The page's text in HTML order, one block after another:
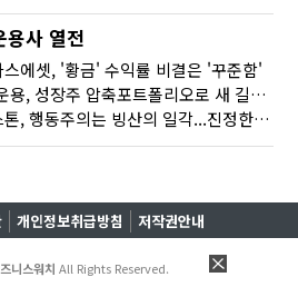
용사 열전
스에셋, '황금' 수익률 비결은 '꾸준함'
KCGI운용, 성장주 압축포트폴리오로 새 길을 그리다
트러스톤, 행동주의는 빙산의 일각...진정한 힘은 '주식형 강자'
개인정보취급방침 저작권안내
니스워치 All Rights Reserved.